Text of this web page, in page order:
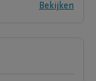
Bekijken